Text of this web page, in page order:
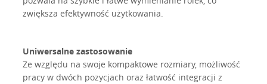
zwiększa efektywność użytkowania.
Uniwersalne zastosowanie
Ze względu na swoje kompaktowe rozmiary, możliwość
pracy w dwóch pozycjach oraz łatwość integracji z